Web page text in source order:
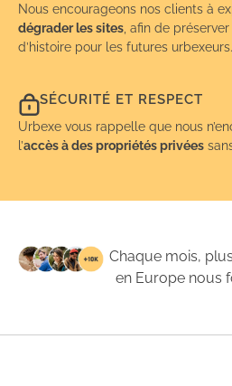
Nous encourageons nos clients à
dégrader les sites , afin de
d’histoire pour les futures urbexeurs.
SÉCURITÉ ET RESPECT
Urbexe vous rappelle que nous
l’accès à des propriétés privées
Chaque mois,
en Europe nous